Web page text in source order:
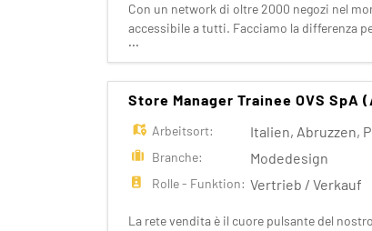
Con un network di oltre 2000 negozi nel
accessibile a tutti. Facciamo la differenza
Croff, Les Copains, Stefanel. Ogni giorno
...
Store Manager Trainee OVS SpA
Arbeitsort: Italien, Abruzzen,
Branche: Modedesign
Rolle - Funktion: Vertrieb / Verkauf
La rete vendita è il cuore pulsante del